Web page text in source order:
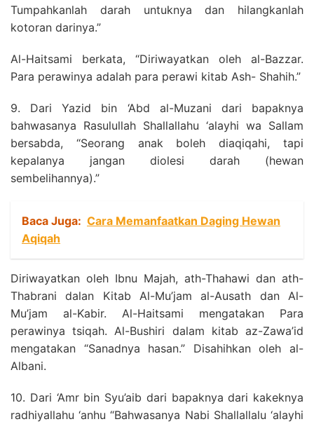
Tumpahkanlah darah untuknya dan hilangkanlah
kotoran darinya.”
Al-Haitsami berkata, “Diriwayatkan oleh al-Bazzar.
Para perawinya adalah para perawi kitab Ash- Shahih.”
9. Dari Yazid bin ‘Abd al-Muzani dari bapaknya
bahwasanya Rasulullah Shallallahu ‘alayhi wa Sallam
bersabda, “Seorang anak boleh diaqiqahi, tapi
kepalanya jangan diolesi darah (hewan
sembelihannya).”
Baca Juga: Cara Memanfaatkan Daging Hewan
Aqiqah
Diriwayatkan oleh Ibnu Majah, ath-Thahawi dan ath-
Thabrani dalan Kitab Al-Mu’jam al-Ausath dan Al-
Mu’jam al-Kabir. Al-Haitsami mengatakan Para
perawinya tsiqah. Al-Bushiri dalam kitab az-Zawa’id
mengatakan “Sanadnya hasan.” Disahihkan oleh al-
Albani.
10. Dari ‘Amr bin Syu’aib dari bapaknya dari kakeknya
radhiyallahu ‘anhu “Bahwasanya Nabi Shallallalu ‘alayhi